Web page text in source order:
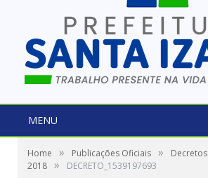
MENU
Home » Publicações Oficiais » Decretos
2018 » DECRETO_1539197693